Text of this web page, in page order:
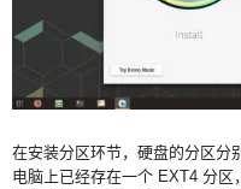
在安装分区环节，硬盘的分区分
电脑上已经存在一个 EXT4 分